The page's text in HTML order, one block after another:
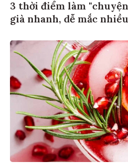
3 thời điểm làm
già nhanh, dễ mắc